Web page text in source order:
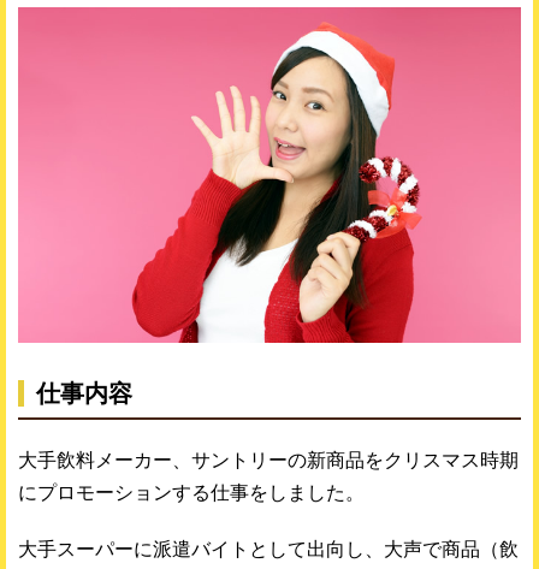
仕事内容
大手飲料メーカー、サントリーの新商品をクリスマス時期
にプロモーションする仕事をしました。
大手スーパーに派遣バイトとして出向し、大声で商品（飲